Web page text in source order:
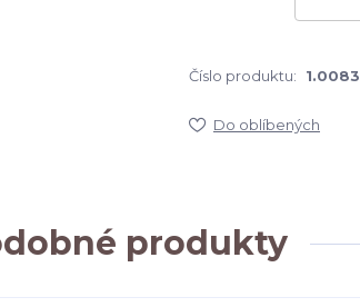
Číslo produktu: 1.0083
Do oblíbených
produkty